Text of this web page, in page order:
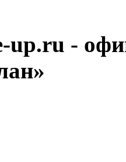
up.ru -